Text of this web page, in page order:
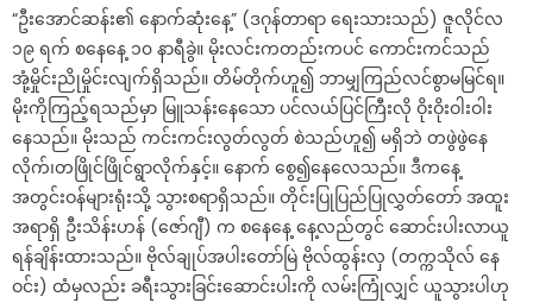
“ဦးအောင်ဆန်း၏ နောက်ဆုံးနေ့” (ဒဂုန်တာရာ ရေးသားသည်) ဇူလိုင်လ
၁၉ ရက် စနေနေ့ ၁၀ နာရီခွဲ။ မိုးလင်းကတည်းကပင် ကောင်းကင်သည်
အုံ့မှိုင်းညိုမှိုင်းလျက်ရှိသည်။ တိမ်တိုက်ဟူ၍ ဘာမျှကြည်လင်စွာမမြင်ရ။
မိုးကိုကြည့်ရသည်မှာ မြူသန်းနေသော ပင်လယ်ပြင်ကြီးလို ဝိုးဝိုးဝါးဝါး
နေသည်။ မိုးသည် ကင်းကင်းလွတ်လွတ် စဲသည်ဟူ၍ မရှိဘဲ တဖွဲဖွဲနေ
လိုက်၊တဖြိုင်ဖြိုင်ရွာလိုက်နှင့်။ နောက် စွေ၍နေလေသည်။ ဒီကနေ့
အတွင်းဝန်များရုံးသို့ သွားစရာရှိသည်။ တိုင်းပြုပြည်ပြုလွှတ်တော် အထူး
အရာရှိ ဦးသိန်းဟန် (ဇော်ဂျီ) က စနေနေ့ နေ့လည်တွင် ဆောင်းပါးလာယူ
ရန်ချိန်းထားသည်။ ဗိုလ်ချုပ်အပါးတော်မြဲ ဗိုလ်ထွန်းလှ (တက္ကသိုလ် နေ
ဝင်း) ထံမှလည်း ခရီးသွားခြင်းဆောင်းပါးကို လမ်းကြုံလျှင် ယူသွားပါဟု